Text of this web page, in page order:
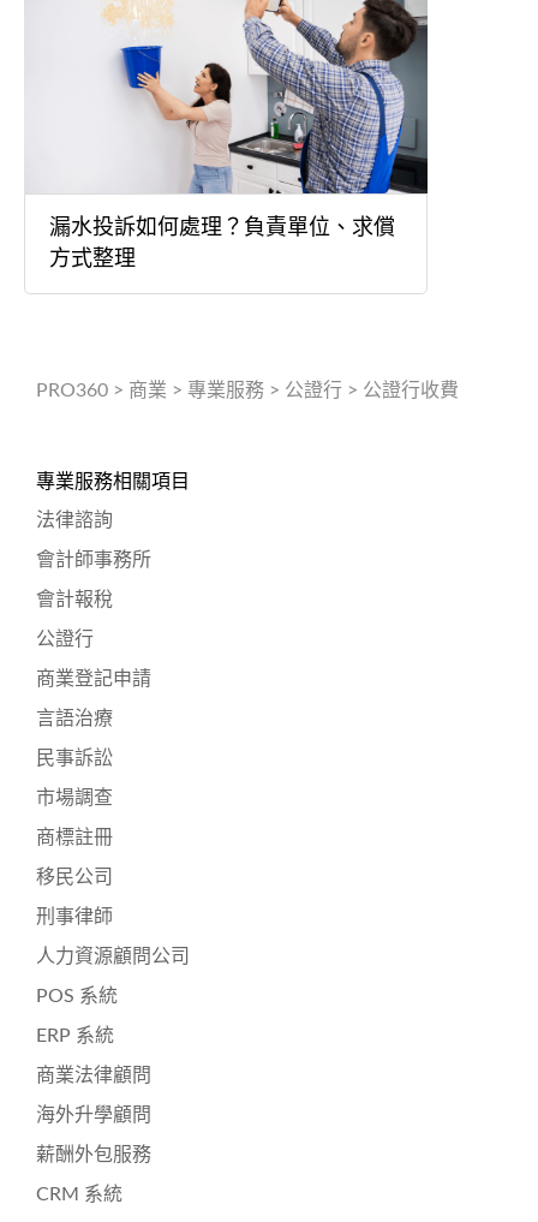
漏水投訴如何處理？負責單位、求償
方式整理
PRO360 > 商業 > 專業服務 > 公證行 > 公證行收費
專業服務相關項目
法律諮詢
會計師事務所
會計報稅
公證行
商業登記申請
言語治療
民事訴訟
市場調查
商標註冊
移民公司
刑事律師
人力資源顧問公司
POS 系統
ERP 系統
商業法律顧問
海外升學顧問
薪酬外包服務
CRM 系統